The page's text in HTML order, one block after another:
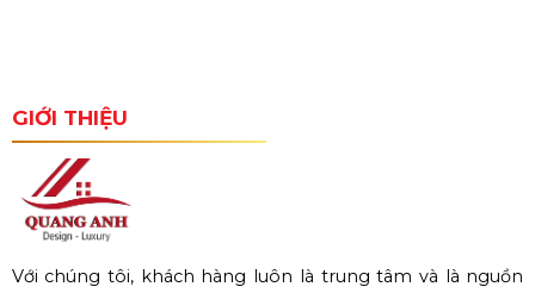
GIỚI THIỆU
Với chúng tôi, khách hàng luôn là trung tâm và là nguồn